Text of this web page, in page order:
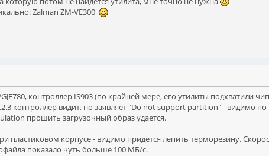
Zalman ZM-VE300
контроллер IS903 (по крайней мере, его утилиты подхватили
контроллер видит, но заявляет "Do not support partition" - видимо
прошить загрузочный образ удается.
пластиковом корпусе - видимо придется лепить терморезину.
показало чуть больше 100 МБ/с.